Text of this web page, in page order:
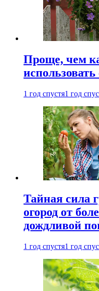
Проще, чем
1 год спустя1 год
Тайная сила
огород от
дождливой
1 год спустя1 год